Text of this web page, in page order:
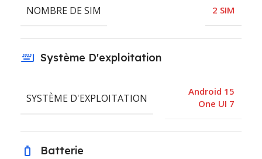
NOMBRE DE SIM 2 SIM
Système D'exploitation
SYSTÈME D'EXPLOITATION
Android 15
One UI 7
Batterie